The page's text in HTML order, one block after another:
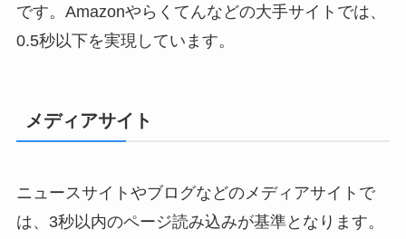
です。Amazonやらくてんなどの大手サイトでは、
0.5秒以下を実現しています。
メディアサイト
ニュースサイトやブログなどのメディアサイトで
は、3秒以内のページ読み込みが基準となります。